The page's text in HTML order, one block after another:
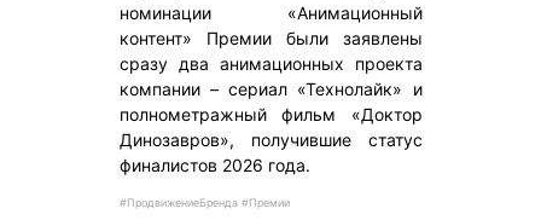
номинации «Анимационный
контент» Премии были заявлены
сразу два анимационных проекта
компании – сериал «Технолайк» и
полнометражный фильм «Доктор
Динозавров», получившие статус
финалистов 2026 года.
#ПродвижениеБренда #Премии